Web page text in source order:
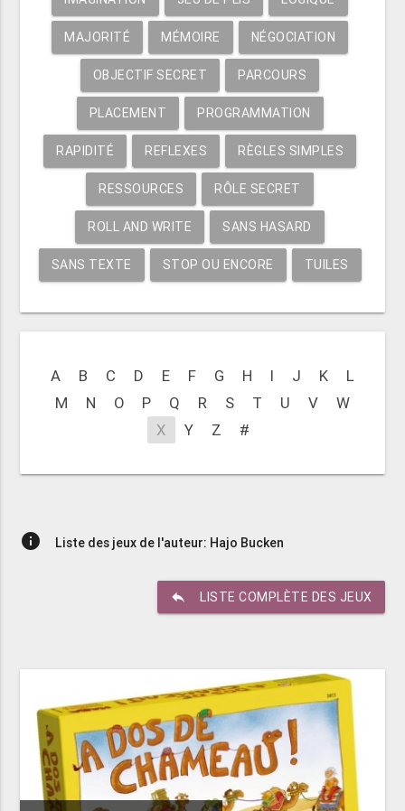
MAJORITÉ MÉMOIRE NÉGOCIATION
OBJECTIF SECRET PARCOURS
PLACEMENT PROGRAMMATION
RAPIDITÉ REFLEXES RÈGLES SIMPLES
RESSOURCES RÔLE SECRET
ROLL AND WRITE SANS HASARD
SANS TEXTE STOP OU ENCORE TUILES
A B C D E F G H I J K
L
M
N O P Q R S T U V
W
X
Y Z #
info Liste des jeux de l'auteur: Hajo Bucken
reply LISTE COMPLÈTE DES JEUX